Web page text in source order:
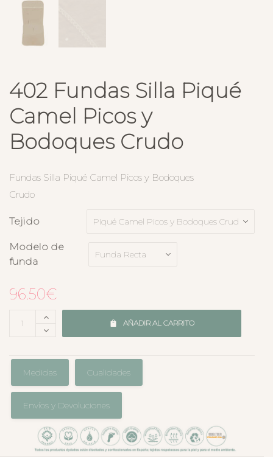
402 Fundas Silla Piqué
Camel Picos y
Bodoques Crudo
Fundas Silla Piqué Camel Picos y Bodoques
Crudo
Tejido
Modelo de
funda
96.50€
AÑADIR AL CARRITO
Medidas Cualidades
Envíos y Devoluciones